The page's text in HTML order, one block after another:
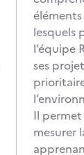
lesquels
l’équipe
ses
Il
mesurer